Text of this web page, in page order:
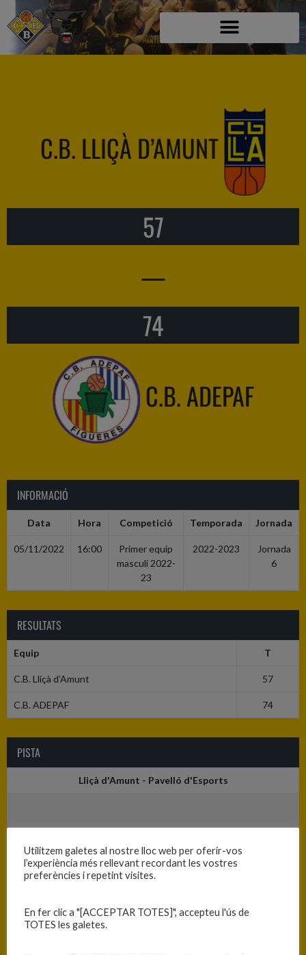
C.B. LLIÇÀ D’AMUNT
57
—
74
C.B. ADEPAF
INFORMACIÓ
Data Hora Competició Temporada Jornada
05/11/2022 16:00
Primer equip
masculí 2022-
23
2022-2023
Jornada
6
RESULTATS
Equip T
C.B. Lliçà d’Amunt 57
C.B. ADEPAF 74
PISTA
Lliçà d'Amunt - Pavelló d'Esports
Utilitzem galetes al nostre lloc web per oferir-vos
l’experiència més rellevant recordant les vostres
preferències i repetint visites.
En fer clic a "[ACCEPTAR TOTES]", accepteu l'ús de
TOTES les galetes.